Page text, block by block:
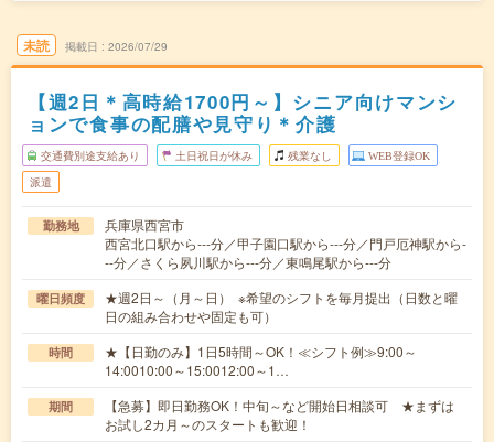
未読 掲載日 2026/07/29
【週2日＊高時給1700円～】シニア向けマンシ
ョンで食事の配膳や見守り＊介護
交通費別途支給あり 土日祝日が休み 残業なし WEB登録OK
派遣
勤務地
兵庫県西宮市
西宮北口駅から---分／甲子園口駅から---分／門戸厄神駅から-
--分／さくら夙川駅から---分／東鳴尾駅から---分
曜日頻度
★週2日～（月～日） ※希望のシフトを毎月提出（日数と曜
日の組み合わせや固定も可）
時間
★【日勤のみ】1日5時間～OK！≪シフト例≫9:00～
14:0010:00～15:0012:00～1…
期間
【急募】即日勤務OK！中旬～など開始日相談可 ★まずは
お試し2カ月～のスタートも歓迎！